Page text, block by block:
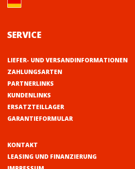
SERVICE
LIEFER- UND VERSANDINFORMATIONEN
ZAHLUNGSARTEN
PARTNERLINKS
KUNDENLINKS
ERSATZTEILLAGER
GARANTIEFORMULAR
KONTAKT
LEASING UND FINANZIERUNG